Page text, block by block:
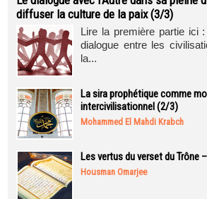
diffuser la culture de la paix (3/3)
Lire la première partie ici
dialogue entre les
la...
La sira prophétique comme
intercivilisationnel (2/3)
Mohammed El Mahdi Krabch
Les vertus du verset du Trône
Housman Omarjee